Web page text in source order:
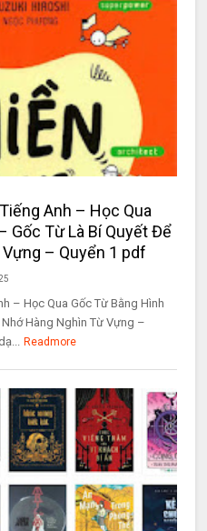
Anh – Học Qua
Gốc Từ Là Bí Quyết Để
– Quyển 1 pdf
– Học Qua Gốc Từ Bằng Hình
Hàng Nghìn Từ Vựng –
Readmore